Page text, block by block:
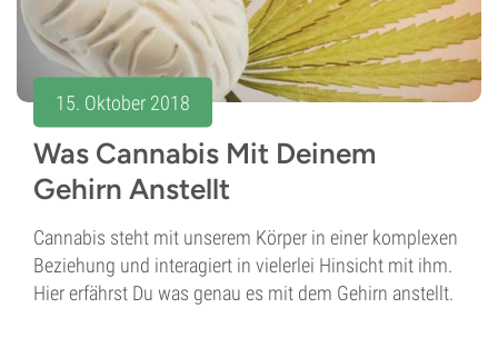
15. Oktober 2018
Was Cannabis Mit Deinem
Gehirn Anstellt
Cannabis steht mit unserem Körper in einer komplexen
Beziehung und interagiert in vielerlei Hinsicht mit ihm.
Hier erfährst Du was genau es mit dem Gehirn anstellt.